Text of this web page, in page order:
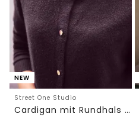
NEW
Street One Studio
Cardigan mit Rundhals und Knöpfen